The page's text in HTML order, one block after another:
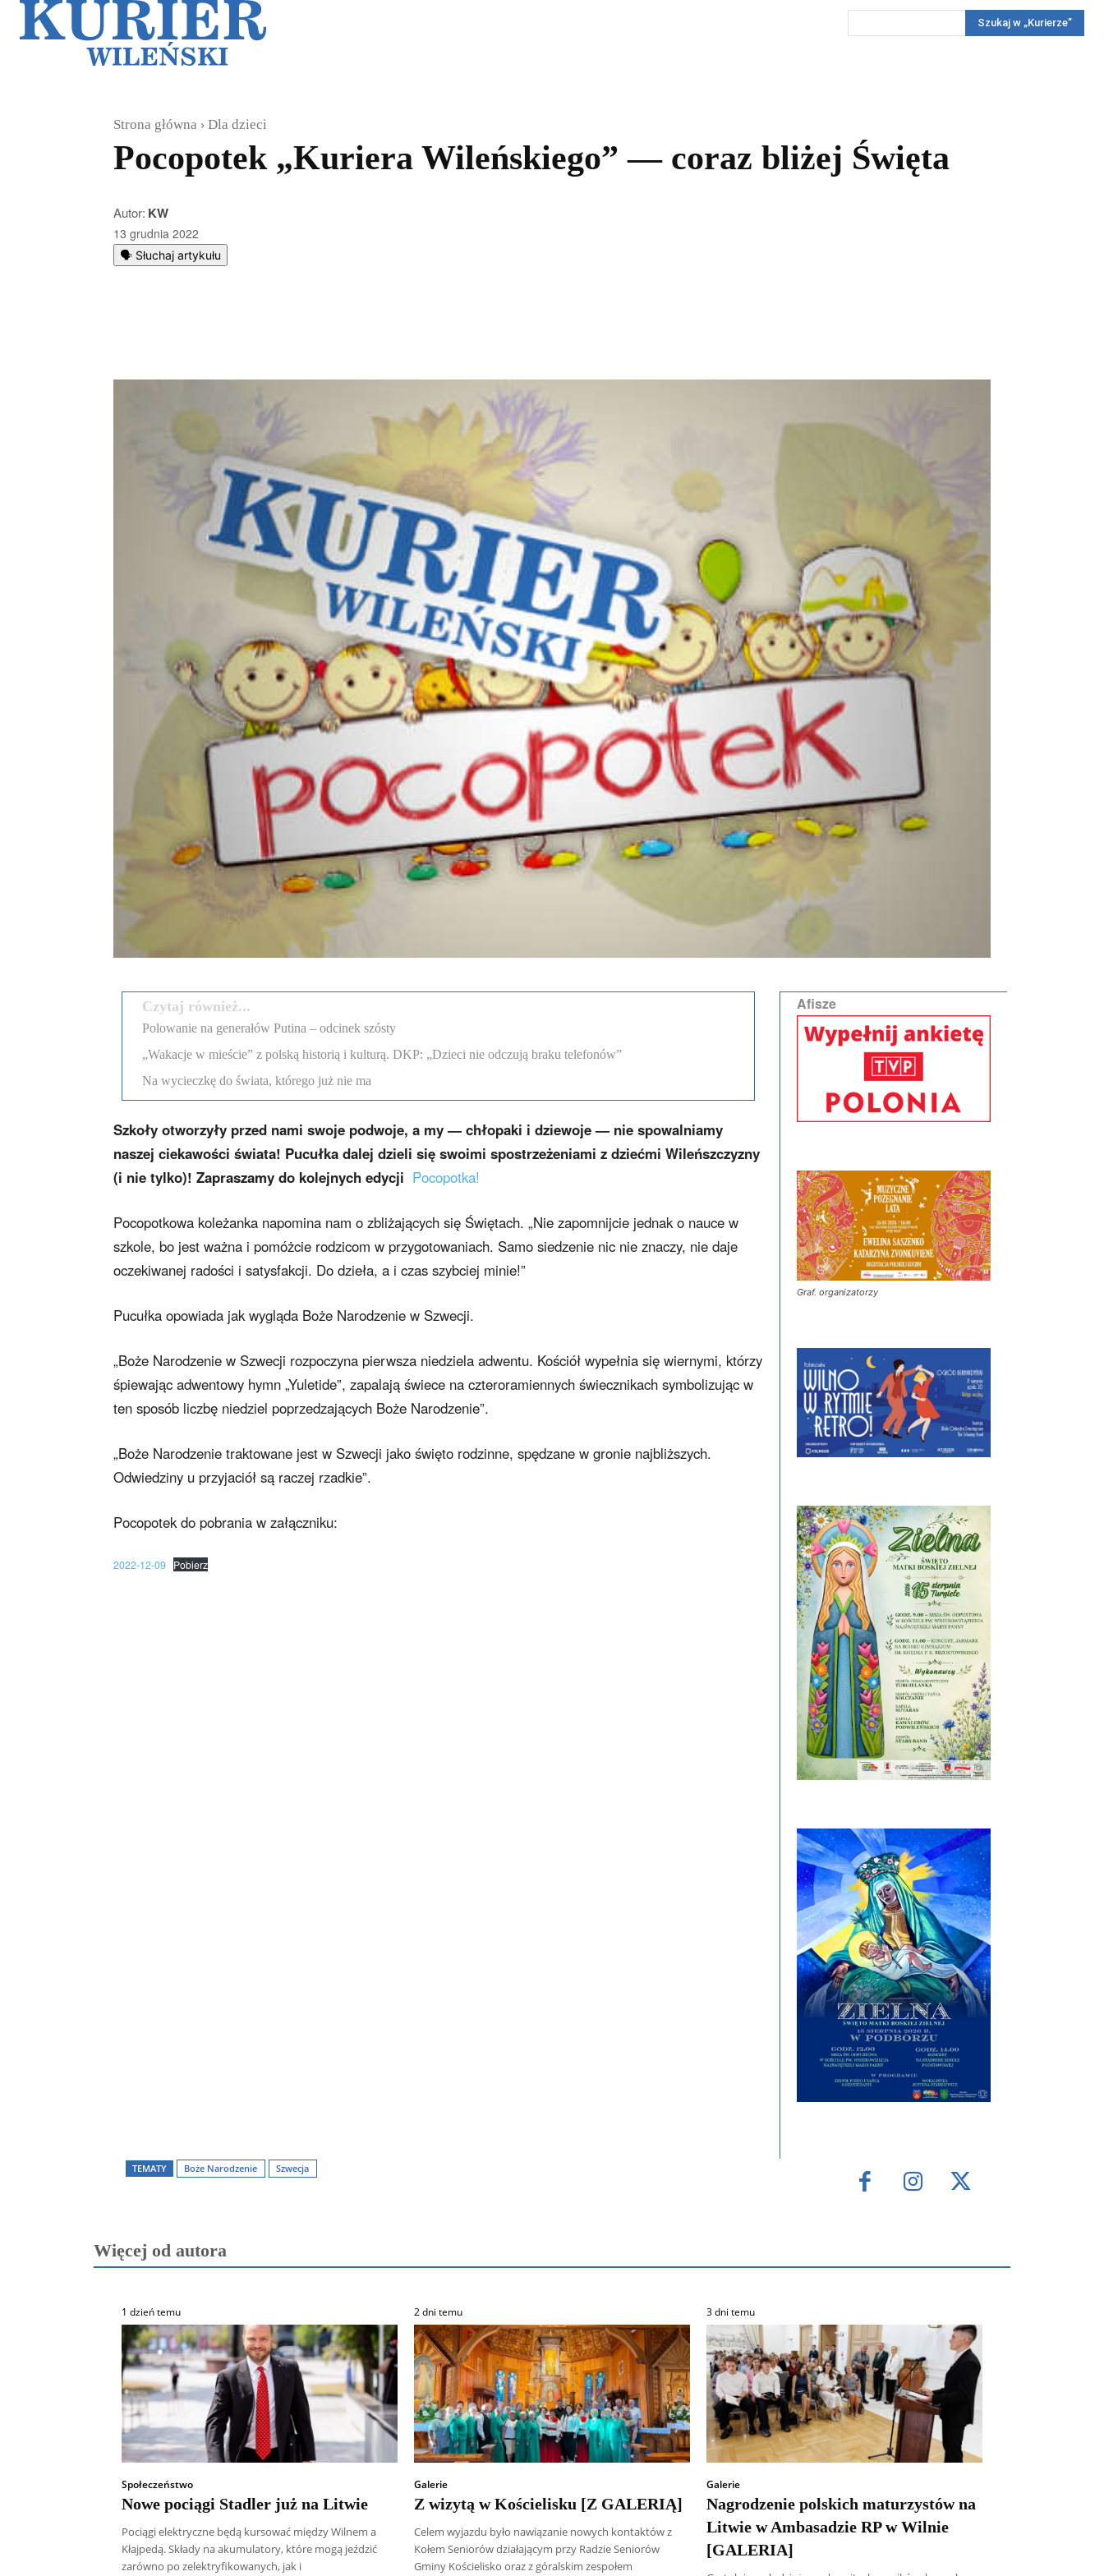
Reportaż KonkursyWięcej
Szukaj w „Kurierze”
Strona główna Dla dzieci
Pocopotek „Kuriera Wileńskiego” — coraz bliżej Święta
Autor: KW
13 grudnia 2022
🗣️ Słuchaj artykułu
Czytaj również...
Polowanie na generałów Putina – odcinek szósty
„Wakacje w mieście” z polską historią i kulturą. DKP: „Dzieci nie odczują braku telefonów”
Na wycieczkę do świata, którego już nie ma
Szkoły otworzyły przed nami swoje podwoje, a my — chłopaki i dziewoje — nie spowalniamy
naszej ciekawości świata! Pucułka dalej dzieli się swoimi spostrzeżeniami z dziećmi Wileńszczyzny
(i nie tylko)! Zapraszamy do kolejnych edycji Pocopotka!
Pocopotkowa koleżanka napomina nam o zbliżających się Świętach. „Nie zapomnijcie jednak o nauce w
szkole, bo jest ważna i pomóżcie rodzicom w przygotowaniach. Samo siedzenie nic nie znaczy, nie daje
oczekiwanej radości i satysfakcji. Do dzieła, a i czas szybciej minie!”
Pucułka opowiada jak wygląda Boże Narodzenie w Szwecji.
„Boże Narodzenie w Szwecji rozpoczyna pierwsza niedziela adwentu. Kościół wypełnia się wiernymi, którzy
śpiewając adwentowy hymn „Yuletide”, zapalają świece na czteroramiennych świecznikach symbolizując w
ten sposób liczbę niedziel poprzedzających Boże Narodzenie”.
„Boże Narodzenie traktowane jest w Szwecji jako święto rodzinne, spędzane w gronie najbliższych.
Odwiedziny u przyjaciół są raczej rzadkie”.
Pocopotek do pobrania w załączniku:
2022-12-09 Pobierz
Afisze
Graf. organizatorzy
TEMATY Boże Narodzenie Szwecja
Więcej od autora
1 dzień temu
Społeczeństwo
Nowe pociągi Stadler już na Litwie
Pociągi elektryczne będą kursować między Wilnem a
Kłajpedą. Składy na akumulatory, które mogą jeździć
zarówno po zelektryfikowanych, jak i
2 dni temu
Galerie
Z wizytą w Kościelisku [Z GALERIĄ]
Celem wyjazdu było nawiązanie nowych kontaktów z
Kołem Seniorów działającym przy Radzie Seniorów
Gminy Kościelisko oraz z góralskim zespołem
3 dni temu
Galerie
Nagrodzenie polskich maturzystów na
Litwie w Ambasadzie RP w Wilnie
[GALERIA]